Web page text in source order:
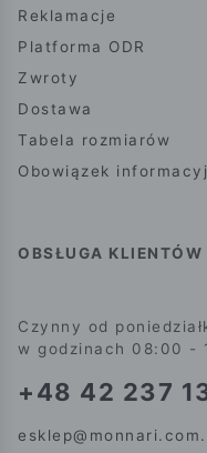
Reklamacje
Platforma ODR
Zwroty
Dostawa
Tabela rozmiarów
Obowiązek
OBSŁUGA KLIENTÓW
Czynny od
w godzinach 08:00 -
+48 42 237